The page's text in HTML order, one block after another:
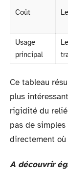
Coût
Usage
principal
Ce tableau
plus
rigidité du relié
pas de
directement
A découvrir